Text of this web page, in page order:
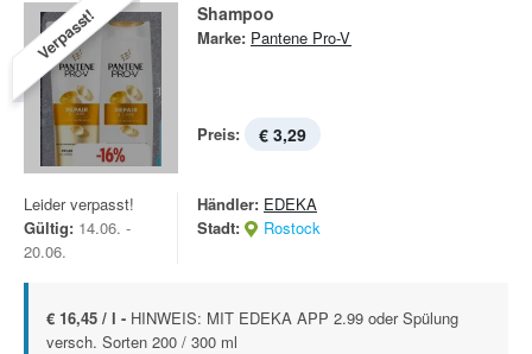
Verpasst! Shampoo
Marke: Pantene Pro-V
Preis: € 3,29
Leider verpasst!
Gültig: 14.06. -
20.06.
Händler: EDEKA
Stadt:
Rostock
€ 16,45 / l - HINWEIS: MIT EDEKA APP 2.99 oder Spülung
versch. Sorten 200 / 300 ml